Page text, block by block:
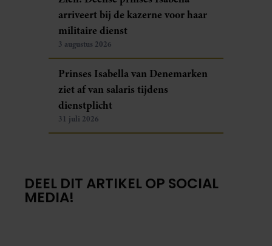
arriveert bij de kazerne voor haar
militaire dienst
3 augustus 2026
Prinses Isabella van Denemarken
ziet af van salaris tijdens
dienstplicht
31 juli 2026
DEEL DIT ARTIKEL OP SOCIAL
MEDIA!